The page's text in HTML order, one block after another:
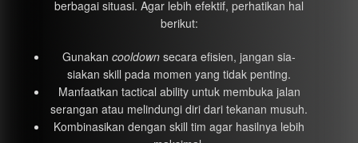
berbagai situasi. Agar lebih efektif, perhatikan hal
berikut:
Gunakan cooldown secara efisien, jangan sia-
siakan skill pada momen yang tidak penting.
Manfaatkan tactical ability untuk membuka jalan
serangan atau melindungi diri dari tekanan musuh.
Kombinasikan dengan skill tim agar hasilnya lebih